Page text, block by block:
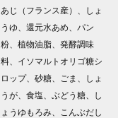
あじ（フランス産）、しょ
うゆ、還元水あめ、パン
粉、植物油脂、発酵調味
料、イソマルトオリゴ糖シ
ロップ、砂糖、ごま、しょ
うが、食塩、ぶどう糖、し
ょうゆもろみ、こんぶだし